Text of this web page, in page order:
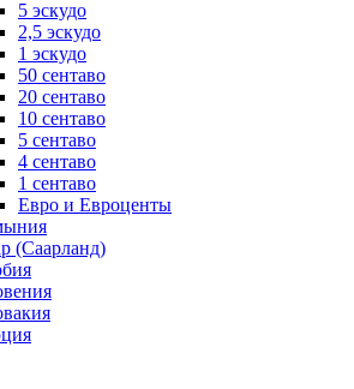
5 эскудо
2,5 эскудо
1 эскудо
50 сентаво
20 сентаво
10 сентаво
5 сентаво
4 сентаво
1 сентаво
Евро и Евроценты
(Саарланд)